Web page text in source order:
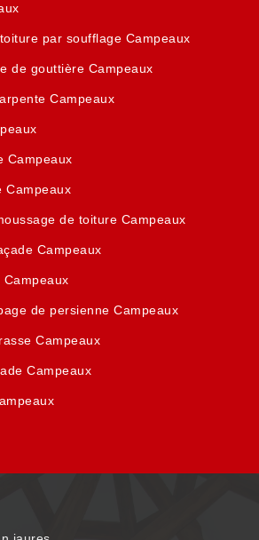
par soufflage Campeaux
de gouttière Campeaux
Campeaux
Campeaux
Campeaux
de toiture Campeaux
Campeaux
de persienne Campeaux
Campeaux
Campeaux